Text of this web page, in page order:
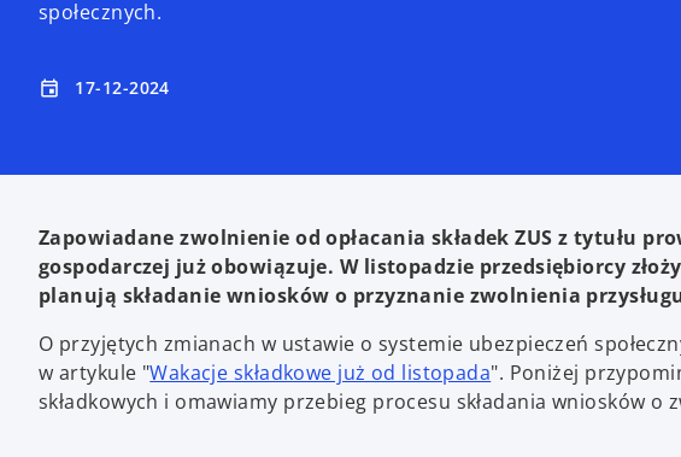
społecznych.
event 17-12-2024
Zapowiadane zwolnienie od opłacania składek ZUS z tytułu
gospodarczej już obowiązuje. W listopadzie przedsiębiorcy
planują składanie wniosków o przyznanie zwolnienia
O przyjętych zmianach w ustawie o systemie ubezpieczeń
w artykule "Wakacje składkowe już od listopadao
p
". Poniżej
składkowych i omawiamy przebieg procesu składania wniosków o